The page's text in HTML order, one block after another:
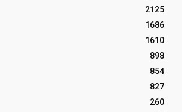
2125
1686
1610
898
854
827
260